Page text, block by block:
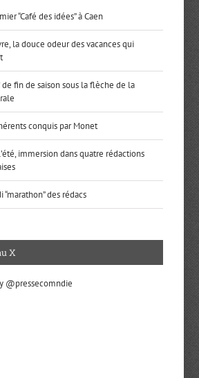
“Café des idées” à Caen
la douce odeur des vacances qui
de fin de saison sous la flèche de la
conquis par Monet
immersion dans quatre rédactions
“marathon” des rédacs
X
@pressecomndie